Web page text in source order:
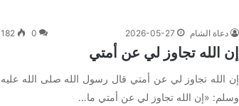
دعاة الشام 2026-05-27
0
182
إن الله تجاوز لي عن أمتي
إن الله تجاوز لي عن أمتي قال رسول الله صلى الله عليه
وسلم: «إن الله تجاوز لي عن أمتي ما…